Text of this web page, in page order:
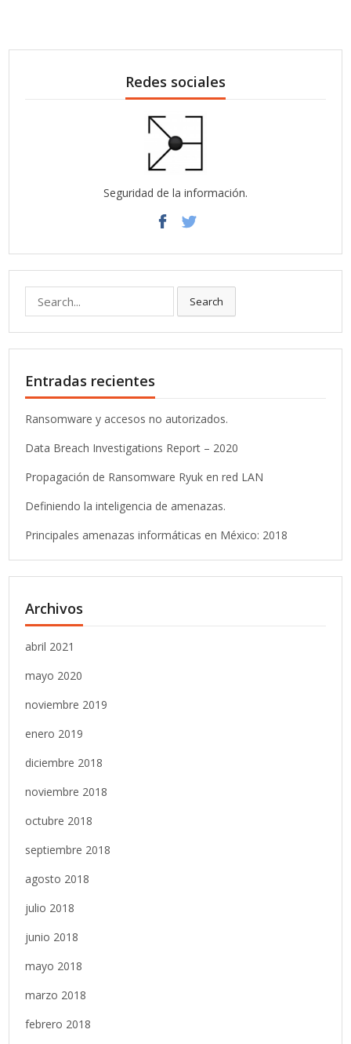
Redes sociales
Seguridad de la información.
Search
Entradas recientes
Ransomware y accesos no autorizados.
Data Breach Investigations Report – 2020
Propagación de Ransomware Ryuk en red LAN
Definiendo la inteligencia de amenazas.
Principales amenazas informáticas en México: 2018
Archivos
abril 2021
mayo 2020
noviembre 2019
enero 2019
diciembre 2018
noviembre 2018
octubre 2018
septiembre 2018
agosto 2018
julio 2018
junio 2018
mayo 2018
marzo 2018
febrero 2018